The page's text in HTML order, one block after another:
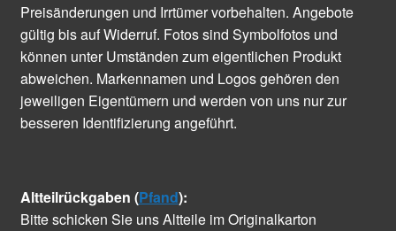
Preisänderungen und Irrtümer vorbehalten. Angebote
gültig bis auf Widerruf. Fotos sind Symbolfotos und
können unter Umständen zum eigentlichen Produkt
abweichen. Markennamen und Logos gehören den
jeweiligen Eigentümern und werden von uns nur zur
besseren Identifizierung angeführt.
Altteilrückgaben (Pfand):
Bitte schicken Sie uns Altteile im Originalkarton